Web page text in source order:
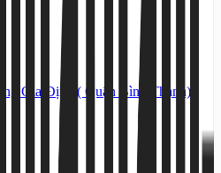
Gia Định ( Quận Bình Thạnh)